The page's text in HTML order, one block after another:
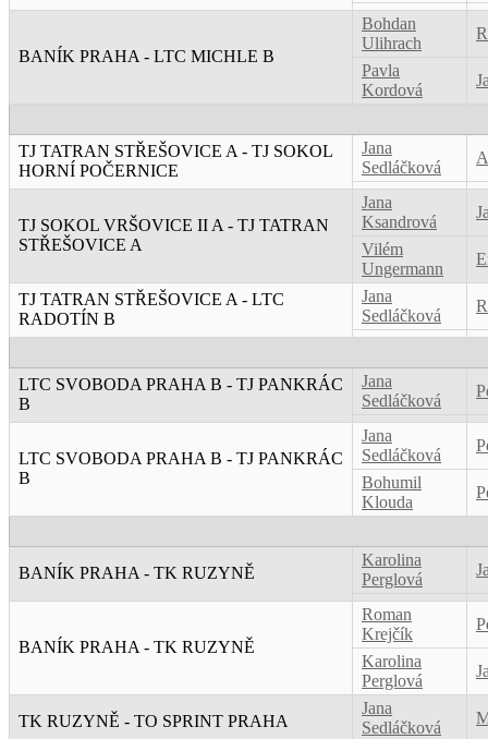
BANÍK PRAHA - LTC MICHLE B
Bohdan
Ulihrach
Pavla
Kordová
TJ TATRAN STŘEŠOVICE A - TJ SOKOL
HORNÍ POČERNICE
Jana
Sedláčková
TJ SOKOL VRŠOVICE II A - TJ TATRAN
STŘEŠOVICE A
Jana
Ksandrová
Vilém
Ungermann
TJ TATRAN STŘEŠOVICE A - LTC
RADOTÍN B
Jana
Sedláčková
LTC SVOBODA PRAHA B - TJ PANKRÁC
B
Jana
Sedláčková
LTC SVOBODA PRAHA B - TJ PANKRÁC
B
Jana
Sedláčková
Bohumil
Klouda
BANÍK PRAHA - TK RUZYNĚ
Karolina
Perglová
BANÍK PRAHA - TK RUZYNĚ
Roman
Krejčík
Karolina
Perglová
TK RUZYNĚ - TO SPRINT PRAHA
Jana
Sedláčková